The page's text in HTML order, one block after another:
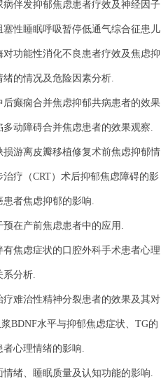
伴发抑郁焦虑患者疗效及神经因子
性睡眠呼吸暂停低通气综合征患儿
功能性消化不良患者疗效及焦虑抑
的情况及危险因素分析.
癫痫合并焦虑抑郁共病患者的效果
动障碍合并焦虑患者的效果观察.
游离皮瓣移植修复术前焦虑抑郁情
疗（CRT）术后抑郁焦虑障碍的影
者焦虑抑郁的影响.
在产前焦虑患者中的应用.
焦虑症状的口腔外科手术患者心理
系分析.
难治性精神分裂患者的效果及其对
BDNF水平与抑郁焦虑症状、TG的
心理情绪的影响.
绪、睡眠质量及认知功能的影响.